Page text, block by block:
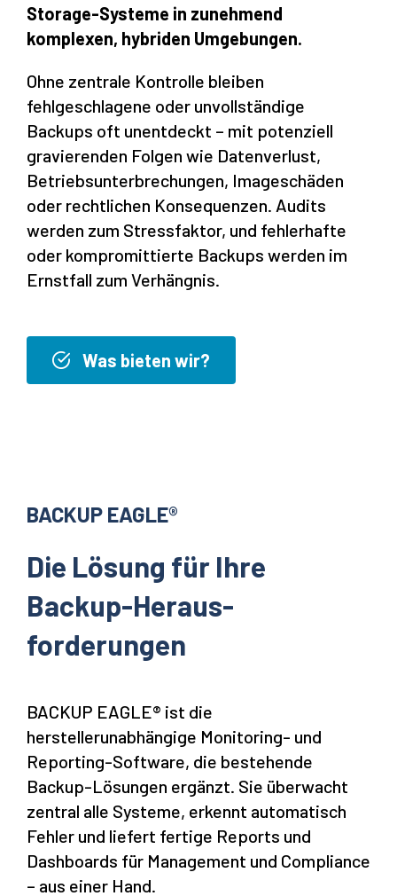
Storage-Systeme in zunehmend
komplexen, hybriden Umgebungen.
Ohne zentrale Kontrolle bleiben
fehlgeschlagene oder unvollständige
Backups oft unentdeckt – mit potenziell
gravierenden Folgen wie Datenverlust,
Betriebs­unter­brechungen, Imageschäden
oder rechtlichen Konsequenzen. Audits
werden zum Stressfaktor, und fehlerhafte
oder kompromittierte Backups werden im
Ernstfall zum Verhängnis.
Was bieten wir?
BACKUP EAGLE®
Die Lösung für Ihre
Backup-Heraus­
forderungen
BACKUP EAGLE® ist die
herstellerunabhängige Monitoring- und
Reporting-Software, die bestehende
Backup-Lösungen ergänzt. Sie überwacht
zentral alle Systeme, erkennt automatisch
Fehler und liefert fertige Reports und
Dashboards für Management und Compliance
– aus einer Hand.